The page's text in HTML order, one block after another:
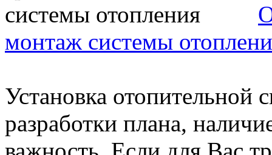
монтаж системы
Установка отопительной
разработки плана,